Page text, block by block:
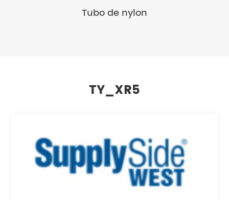
Tubo de nylon
TY_XR5